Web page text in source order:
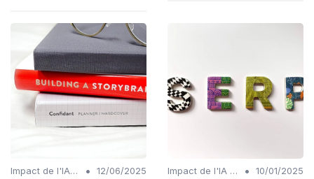
Impact de l'IA sur les rôles SEO •
12/06/2025
Impact de l'IA sur les rôles SEO •
10/01/2025